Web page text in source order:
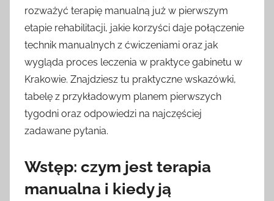
i
a
rozważyć terapię manualną już w pierwszym
etapie rehabilitacji, jakie korzyści daje połączenie
technik manualnych z ćwiczeniami oraz jak
wygląda proces leczenia w praktyce gabinetu w
Krakowie. Znajdziesz tu praktyczne wskazówki,
tabelę z przykładowym planem pierwszych
tygodni oraz odpowiedzi na najczęściej
zadawane pytania.
Wstęp: czym jest terapia
manualna i kiedy ją